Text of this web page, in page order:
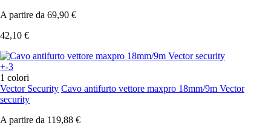
A partire da 69,90 €
42,10 €
+-3
1 colori
Vector Security Cavo antifurto vettore maxpro 18mm/9m Vector
security
A partire da 119,88 €